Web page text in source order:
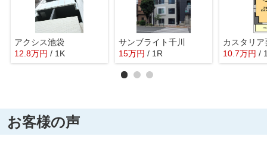
アクシス池袋
12.8万円 / 1K
サンブライト千川
15万円 / 1R
カスタリア
10.7万円 /
お客様の声